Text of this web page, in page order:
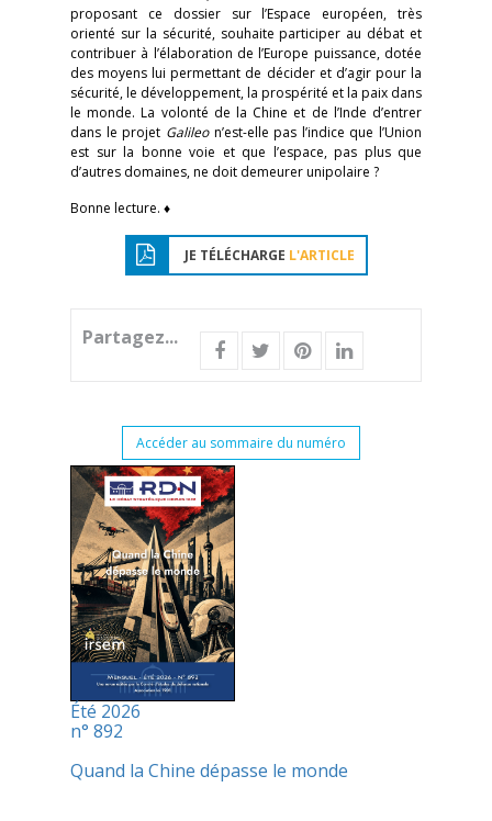
proposant ce dossier sur l’Espace européen, très
orienté sur la sécurité, souhaite participer au débat et
contribuer à l’élaboration de l’Europe puissance, dotée
des moyens lui permettant de décider et d’agir pour la
sécurité, le développement, la prospérité et la paix dans
le monde. La volonté de la Chine et de l’Inde d’entrer
dans le projet Galileon’est-elle pas l’indice que l’Union
est sur la bonne voie et que l’espace, pas plus que
d’autres domaines, ne doit demeurer unipolaire ?
Bonne lecture. ♦
JE TÉLÉCHARGE L'ARTICLE
Partagez...
Accéder au sommaire du numéro
Été 2026
n° 892
Quand la Chine dépasse le monde